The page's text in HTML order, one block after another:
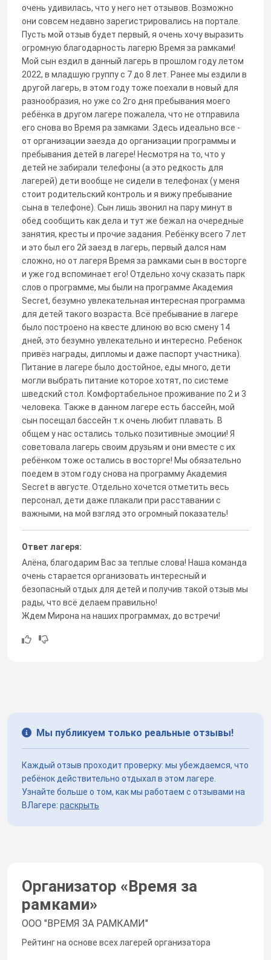
очень удивилась, что у него нет отзывов. Возможно
они совсем недавно зарегистрировались на портале.
Пусть мой отзыв будет первый, я очень хочу выразить
огромную благодарность лагерю Время за рамками!
Мой сын ездил в данный лагерь в прошлом году летом
2022, в младшую группу с 7 до 8 лет. Ранее мы ездили в
другой лагерь, в этом году тоже поехали в новый для
разнообразия, но уже со 2го дня пребывания моего
ребёнка в другом лагере пожалела, что не отправила
его снова во Время ра замками. Здесь идеально все -
от организации заезда до организации программы и
пребывания детей в лагере! Несмотря на то, что у
детей не забирали телефоны (а это редкость для
лагерей) дети вообще не сидели в телефонах (у меня
стоит родительский контроль и я вижу пребывание
сына в телефоне). Сын лишь звонил на пару минут в
обед сообщить как дела и тут же бежал на очередные
занятия, кресты и прочие задания. Ребёнку всего 7 лет
и это был его 2й заезд в лагерь, первый дался нам
сложно, но от лагеря Время за рамками сын в восторге
и уже год вспоминает его! Отдельно хочу сказать парк
слов о программе, мы были на программе Академия
Secret, безумно увлекательная интересная программа
для детей такого возраста. Всё пребывание в лагере
было построено на квесте длиною во всю смену 14
дней, это безумно увлекательно и интересно. Ребенок
привёз награды, дипломы и даже паспорт участника).
Питание в лагере было достойное, еды много, дети
могли выбрать питание которое хотят, по системе
шведский стол. Комфортабельное проживание по 2 и 3
человека. Также в данном лагере есть бассейн, мой
сын посещал бассейн т.к очень любит плавать. В
общем у нас остались только позитивные эмоции! Я
советовала лагерь своим друзьям и они вместе с их
ребёнком тоже остались в восторге! Мы обязательно
поедем в этом году снова на программу Академия
Secret в августе. Отдельно хочется отметить весь
персонал, дети даже плакали при расставании с
важными, на мой взгляд это огромный показатель!
Ответ лагеря:
Алёна, благодарим Вас за теплые слова! Наша команда
очень старается организовать интересный и
безопасный отдых для детей и получив такой отзыв мы
рады, что всё делаем правильно!
Ждем Мирона на наших программах, до встречи!
Мы публикуем только реальные отзывы!
Каждый отзыв проходит проверку: мы убеждаемся, что
ребёнок действительно отдыхал в этом лагере.
Узнайте больше о том, как мы работаем с отзывами на
ВЛагере: раскрыть
Организатор «Время за
рамками»
ООО "ВРЕМЯ ЗА РАМКАМИ"
Рейтинг на основе всех лагерей организатора